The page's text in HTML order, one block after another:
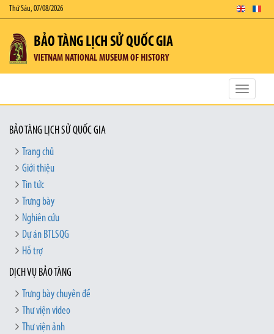
Thứ Sáu, 07/08/2026
BẢO TÀNG LỊCH SỬ QUỐC GIA
VIETNAM NATIONAL MUSEUM OF HISTORY
Toggle
BẢO TÀNG LỊCH SỬ QUỐC GIA
Trang chủ
Giới thiệu
Tin tức
Trưng bày
Nghiên cứu
Dự án BTLSQG
Hỗ trợ
DỊCH VỤ BẢO TÀNG
Trưng bày chuyên đề
Thư viện video
Thư viện ảnh